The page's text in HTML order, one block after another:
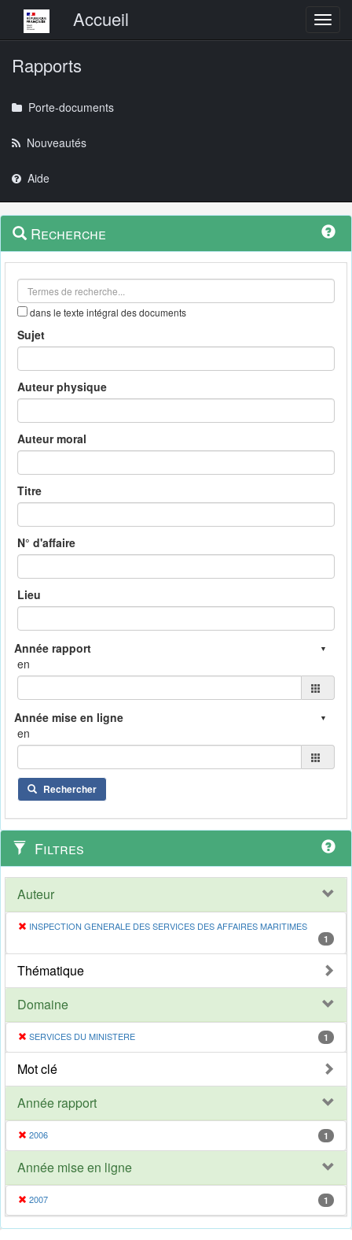
Menu principalAccueil
Rapports
Porte-documents
Nouveautés
Aide
Navigation
outils
Menu
contextuel
Recherche
dans le texte intégral des documents
Sujet
Auteur physique
Auteur moral
Titre
N° d'affaire
Lieu
en
en
Rechercher
Filtres
Auteur
INSPECTION GENERALE DES SERVICES DES AFFAIRES MARITIMES
1
Thématique
Domaine
SERVICES DU MINISTERE 1
Mot clé
Année rapport
2006 1
Année mise en ligne
2007 1